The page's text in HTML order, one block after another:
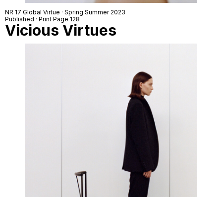
NR 17 Global Virtue · Spring Summer 2023
Published · Print Page 128
Vicious Virtues